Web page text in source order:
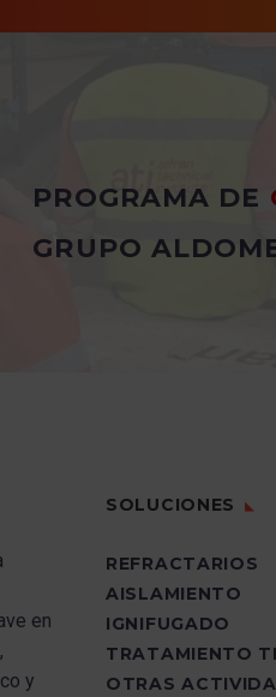
PROGRAMA DE
GRUPO
en
y
SOLUCIONES
REFRACTARIOS
AISLAMIENTO
IGNIFUGADO
TRATAMIENTO
OTRAS